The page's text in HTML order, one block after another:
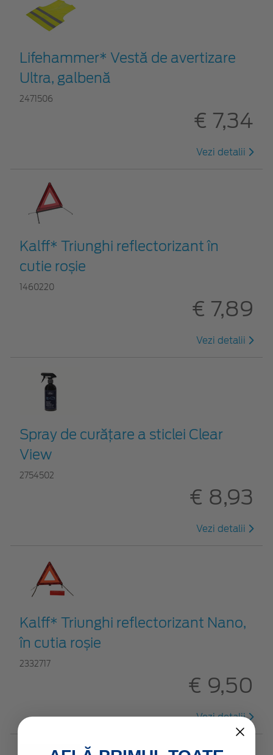
Lifehammer* Vestă de avertizare
Ultra, galbenă
2471506
€ 7,34
Vezi detalii
Kalff* Triunghi reflectorizant în
cutie roșie
1460220
€ 7,89
Vezi detalii
Spray de curățare a sticlei Clear
View
2754502
€ 8,93
Vezi detalii
Kalff* Triunghi reflectorizant Nano,
în cutia roșie
2332717
€ 9,50
Vezi detalii